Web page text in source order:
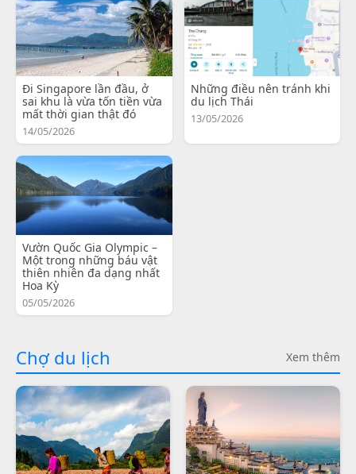
Đi Singapore lần đầu, ở
sai khu là vừa tốn tiền vừa
mất thời gian thật đó
14/05/2026
Những điều nên tránh khi
du lịch Thái
13/05/2026
Vườn Quốc Gia Olympic –
Một trong những báu vật
thiên nhiên đa dạng nhất
Hoa Kỳ
05/05/2026
Chợ du lịch Xem thêm